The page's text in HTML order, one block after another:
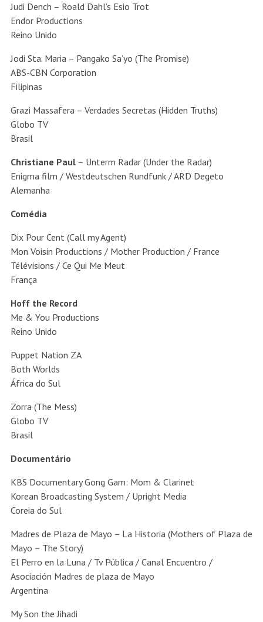
Judi Dench – Roald Dahl’s Esio Trot
Endor Productions
Reino Unido
Jodi Sta. Maria – Pangako Sa’yo (The Promise)
ABS-CBN Corporation
Filipinas
Grazi Massafera – Verdades Secretas (Hidden Truths)
Globo TV
Brasil
Christiane Paul– Unterm Radar (Under the Radar)
Enigma film / Westdeutschen Rundfunk / ARD Degeto
Alemanha
Comédia
Dix Pour Cent (Call my Agent)
Mon Voisin Productions / Mother Production / France
Télévisions / Ce Qui Me Meut
França
Hoff the Record
Me & You Productions
Reino Unido
Puppet Nation ZA
Both Worlds
África do Sul
Zorra (The Mess)
Globo TV
Brasil
Documentário
KBS Documentary Gong Gam: Mom & Clarinet
Korean Broadcasting System / Upright Media
Coreia do Sul
Madres de Plaza de Mayo – La Historia (Mothers of Plaza de
Mayo – The Story)
El Perro en la Luna / Tv Pública / Canal Encuentro /
Asociación Madres de plaza de Mayo
Argentina
My Son the Jihadi